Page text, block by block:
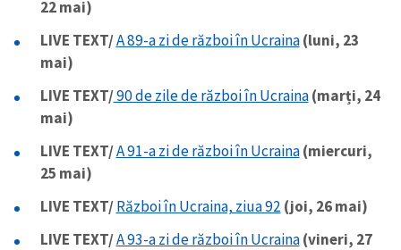
22 mai)
LIVE TEXT/A 89-a zi de război în Ucraina(luni, 23
mai)
LIVE TEXT/90 de zile de război în Ucraina(marți, 24
mai)
LIVE TEXT/A 91-a zi de război în Ucraina(miercuri,
25 mai)
LIVE TEXT/Război în Ucraina, ziua 92 (joi, 26 mai)
LIVE TEXT/A 93-a zi de război în Ucraina(vineri, 27